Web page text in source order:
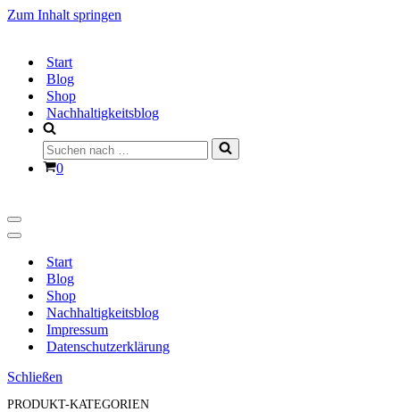
Zum Inhalt springen
Start
Blog
Shop
Nachhaltigkeitsblog
Suchen
nach …
Warenkorb
0
Navigationsmenü
Navigationsmenü
Start
Blog
Shop
Nachhaltigkeitsblog
Impressum
Datenschutzerklärung
Schließen
PRODUKT-KATEGORIEN